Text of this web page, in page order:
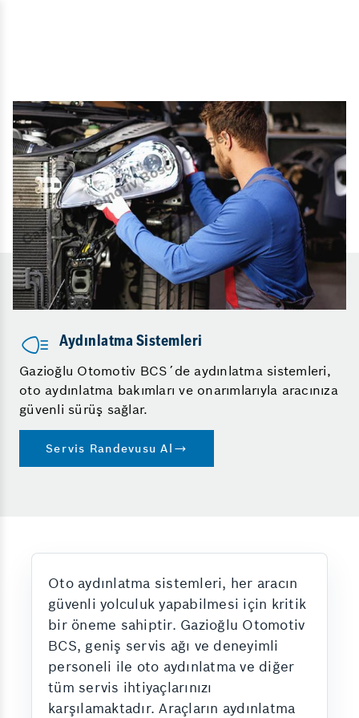
Aydınlatma Sistemleri
Gazioğlu Otomotiv BCS´de aydınlatma sistemleri,
oto aydınlatma bakımları ve onarımlarıyla aracınıza
güvenli sürüş sağlar.
Servis Randevusu Al
Oto aydınlatma sistemleri, her aracın
güvenli yolculuk yapabilmesi için kritik
bir öneme sahiptir. Gazioğlu Otomotiv
BCS, geniş servis ağı ve deneyimli
personeli ile oto aydınlatma ve diğer
tüm servis ihtiyaçlarınızı
karşılamaktadır. Araçların aydınlatma